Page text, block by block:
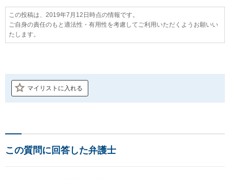
この投稿は、2019年7月12日時点の情報です。
ご自身の責任のもと適法性・有用性を考慮してご利用いただくようお願いい
たします。
マイリストに入れる
この質問に回答した弁護士